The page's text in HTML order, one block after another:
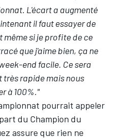
L'écart a augmenté
il faut essayer de
si je profite de ce
que j'aime bien, ça ne
end facile. Ce sera
rapide mais nous
à 100%."
pourrait appeler
du Champion du
assure que rien ne